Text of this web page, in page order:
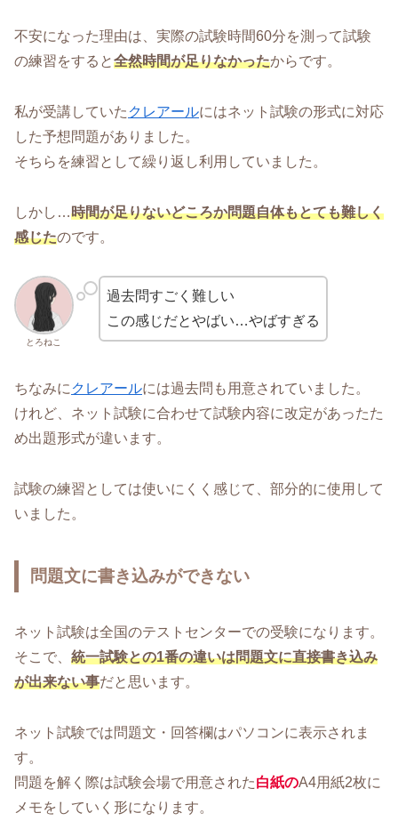
不安になった理由は、実際の試験時間60分を測って試験
の練習をすると全然時間が足りなかったからです。
私が受講していた クレアールにはネット試験の形式に対応
した予想問題がありました。
そちらを練習として繰り返し利用していました。
しかし…時間が足りないどころか問題自体もとても難しく
感じたのです。
とろねこ
過去問すごく難しい
この感じだとやばい…やばすぎる
ちなみに クレアールには過去問も用意されていました。
けれど、ネット試験に合わせて試験内容に改定があったた
め出題形式が違います。
試験の練習としては使いにくく感じて、部分的に使用して
いました。
問題文に書き込みができない
ネット試験は全国のテストセンターでの受験になります。
そこで、 統一試験との1番の違いは問題文に直接書き込み
が出来ない事だと思います。
ネット試験では問題文・回答欄はパソコンに表示されま
す。
問題を解く際は試験会場で用意された白紙のA4用紙2枚に
メモをしていく形になります。